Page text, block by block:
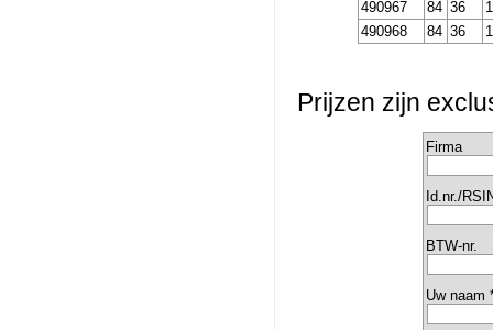
490967
84 36
490968
84 36
Prijzen zijn
Firma
Id.nr./
BTW-nr.
Uw naam